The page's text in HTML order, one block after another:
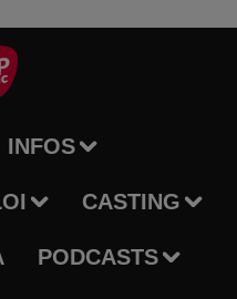
INFOS
CASTING
PODCASTS